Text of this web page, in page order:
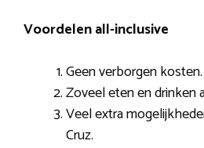
Voordelen all-inclusive
Geen verborgen kosten.
Zoveel eten en drinken
Veel extra
Cruz.